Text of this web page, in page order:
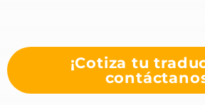
¡Cotiza tu